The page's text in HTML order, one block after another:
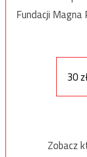
Fundacji Magna
30
Zobacz